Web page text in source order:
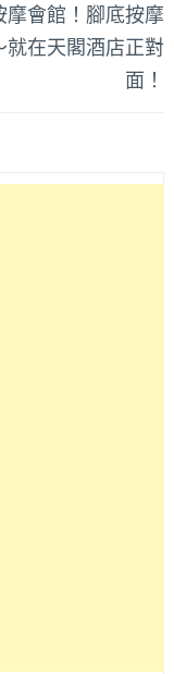
會館！腳底按摩
在天閣酒店正對
面！